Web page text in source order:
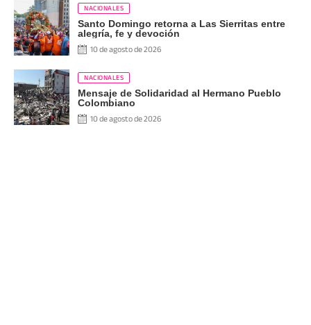
NACIONALES
Santo Domingo retorna a Las Sierritas entre
alegría, fe y devoción
10 de agosto de 2026
NACIONALES
Mensaje de Solidaridad al Hermano Pueblo
Colombiano
10 de agosto de 2026